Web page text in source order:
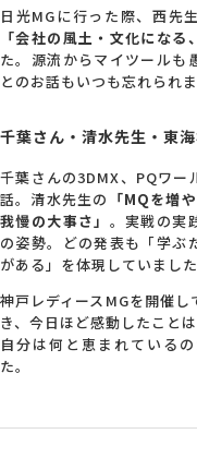
日光MGに行った際、西先
「会社の風土・文化になる
た。源流からマイツールも
とのお話もいつも忘れられま
千葉さん・清水先生・東
千葉さんの3DMX、PQワー
話。清水先生の 「MQを増
我慢の大事さ」 。実戦の実
の姿勢。どの発表も「学ぶ
がある」を体現していました
神戸レディースMGを開催
き、今日ほど感動したことは
自分は何と恵まれている
た。